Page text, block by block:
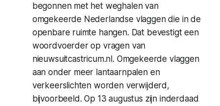
begonnen met het weghalen van
omgekeerde Nederlandse vlaggen die in de
openbare ruimte hangen. Dat bevestigt een
woordvoerder op vragen van
nieuwsuitcastricum.nl. Omgekeerde vlaggen
aan onder meer lantaarnpalen en
verkeerslichten worden verwijderd,
bijvoorbeeld. Op 13 augustus zijn inderdaad